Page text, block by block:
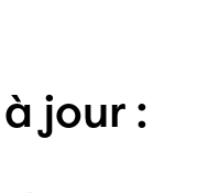
jour :